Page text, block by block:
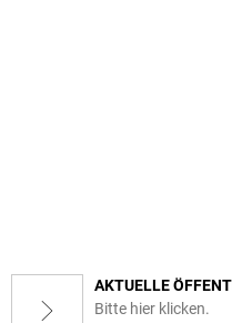
AKTUELLE
Bitte hier klicken.